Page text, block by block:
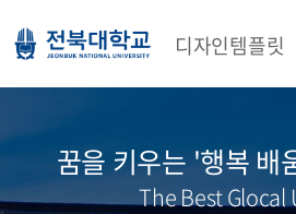
디자인템플릿
꿈을 키우는 '행복 배
The Best Glocal